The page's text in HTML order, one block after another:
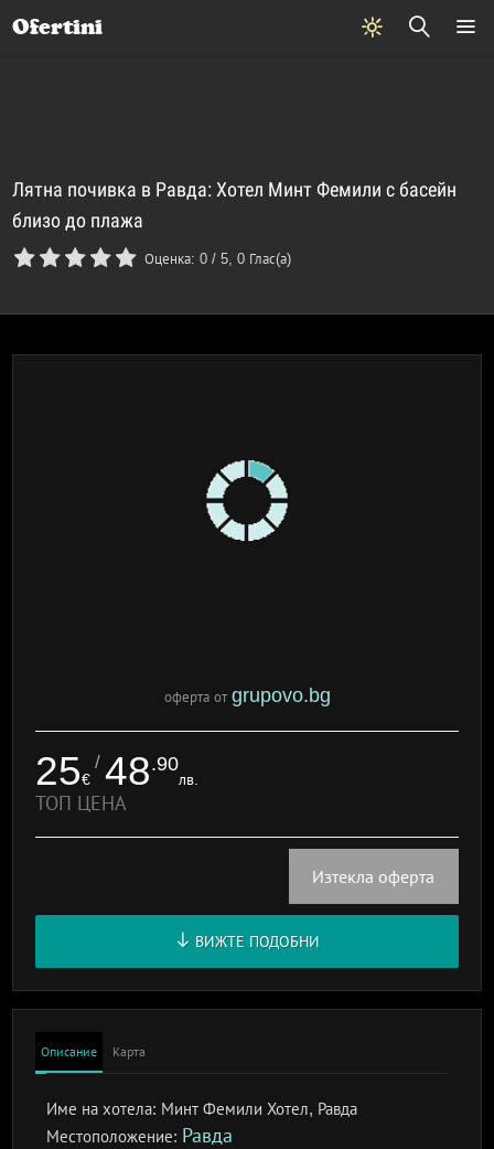
Ofertini
Лятна почивка в Равда: Хотел Минт Фемили с басейн
близо до плажа
Оценка:0 /5,0 Глас(а)
оферта от grupovo.bg
25€
/ 48.90
лв.
ТОП ЦЕНА
Изтекла оферта
ВИЖТЕ ПОДОБНИ
Описание Карта
Име на хотела: Минт Фемили Хотел, Равда
Местоположение: Равда